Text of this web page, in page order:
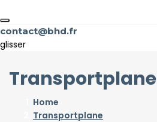
contact@bhd.fr
glisser
Transportplane
Home
Transportplane